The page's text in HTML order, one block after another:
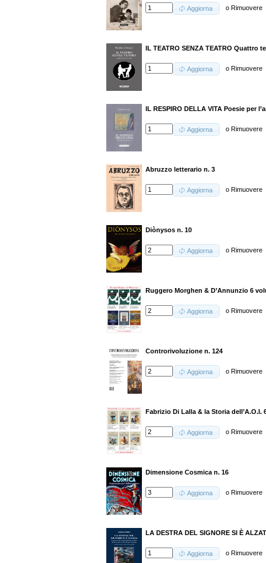
Aggiorna oRimuovere
IL TEATRO SENZA TEATRO Quattro
Aggiorna oRimuovere
IL RESPIRO DELLA VITA Poesie per
Aggiorna oRimuovere
Abruzzo letterario n. 3
Aggiorna oRimuovere
Diònysos n. 10
Aggiorna oRimuovere
Ruggero Morghen & D’Annunzio 6
Aggiorna oRimuovere
Controrivoluzione n. 124
Aggiorna oRimuovere
Fabrizio Di Lalla & la Storia dell’A.O.I.
Aggiorna oRimuovere
Dimensione Cosmica n. 16
Aggiorna oRimuovere
LA DESTRA DEL SIGNORE SI È
Aggiorna oRimuovere